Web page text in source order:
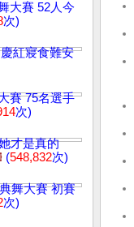
大賽 52人今
次)
紅寢食難安
賽 75名選手
次)
才是真的
(548,832次)
舞大賽 初賽
次)